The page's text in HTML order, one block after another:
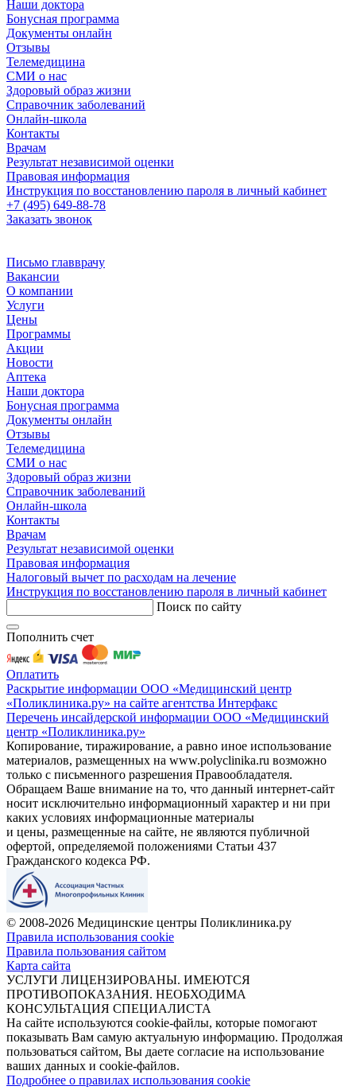
Наши доктора
Бонусная программа
Документы онлайн
Отзывы
Телемедицина
СМИ о нас
Здоровый образ жизни
Справочник заболеваний
Онлайн-школа
Контакты
Врачам
Результат независимой оценки
Правовая информация
Инструкция по восстановлению пароля в личный кабинет
+7 (495) 649-88-78
Заказать звонок
Письмо главврачу
Вакансии
О компании
Услуги
Цены
Программы
Акции
Новости
Аптека
Наши доктора
Бонусная программа
Документы онлайн
Отзывы
Телемедицина
СМИ о нас
Здоровый образ жизни
Справочник заболеваний
Онлайн-школа
Контакты
Врачам
Результат независимой оценки
Правовая информация
Налоговый вычет по расходам на лечение
Инструкция по восстановлению пароля в личный кабинет
Поиск по сайту
Пополнить счет
Оплатить
Раскрытие информации ООО «Медицинский центр
«Поликлиника.ру» на сайте агентства Интерфакс
Перечень инсайдерской информации ООО «Медицинский
центр «Поликлиника.ру»
Копирование, тиражирование, а равно иное использование
материалов, размещенных на www.polyclinika.ru возможно
только с письменного разрешения Правообладателя.
Обращаем Ваше внимание на то, что данный интернет-сайт
носит исключительно информационный характер и ни при
каких условиях информационные материалы
и цены, размещенные на сайте, не являются публичной
офертой, определяемой положениями Статьи 437
Гражданского кодекса РФ.
© 2008-2026 Медицинские центры Поликлиника.ру
Правила использования cookie
Правила пользования сайтом
Карта сайта
УСЛУГИ ЛИЦЕНЗИРОВАНЫ. ИМЕЮТСЯ
ПРОТИВОПОКАЗАНИЯ. НЕОБХОДИМА
КОНСУЛЬТАЦИЯ СПЕЦИАЛИСТА
На сайте используются cookie-файлы, которые помогают
показывать Вам самую актуальную информацию. Продолжая
пользоваться сайтом, Вы даете согласие на использование
ваших данных и cookie-файлов.
Подробнее о правилах использования cookie